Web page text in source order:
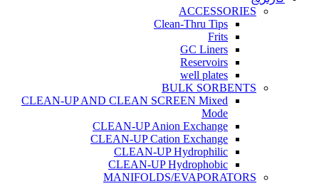
ACCESSORIES
Clean-Thru Tips
Frits
GC Liners
Reservoirs
well plates
BULK SORBENTS
CLEAN-UP AND CLEAN SCREEN Mixed
Mode
CLEAN-UP Anion Exchange
CLEAN-UP Cation Exchange
CLEAN-UP Hydrophilic
CLEAN-UP Hydrophobic
MANIFOLDS/EVAPORATORS